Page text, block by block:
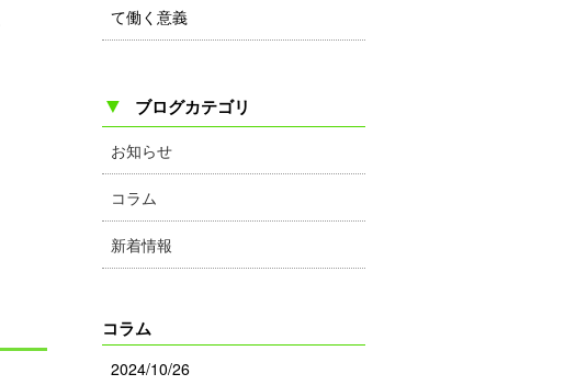
て働く意義
▼ ブログカテゴリ
お知らせ
コラム
新着情報
コラム
2024/10/26